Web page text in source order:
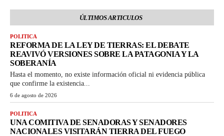
ÚLTIMOS ARTICULOS
POLITICA
REFORMA DE LA LEY DE TIERRAS: EL DEBATE
REAVIVÓ VERSIONES SOBRE LA PATAGONIA Y LA
SOBERANÍA
Hasta el momento, no existe información oficial ni evidencia pública
que confirme la existencia...
6 de agosto de 2026
POLITICA
UNA COMITIVA DE SENADORAS Y SENADORES
NACIONALES VISITARÁN TIERRA DEL FUEGO